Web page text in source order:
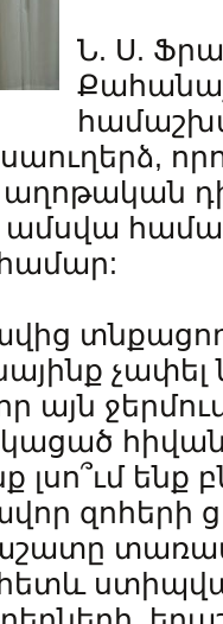
Ն. Ս.
աղոթական
ամսվա
չափել
այն
լսո՞ւմ
զոհերի
ստիպված